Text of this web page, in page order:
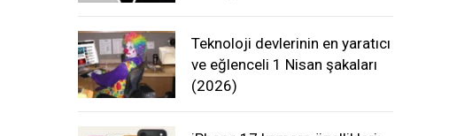
Teknoloji devlerinin en yaratıcı
ve eğlenceli 1 Nisan şakaları
(2026)